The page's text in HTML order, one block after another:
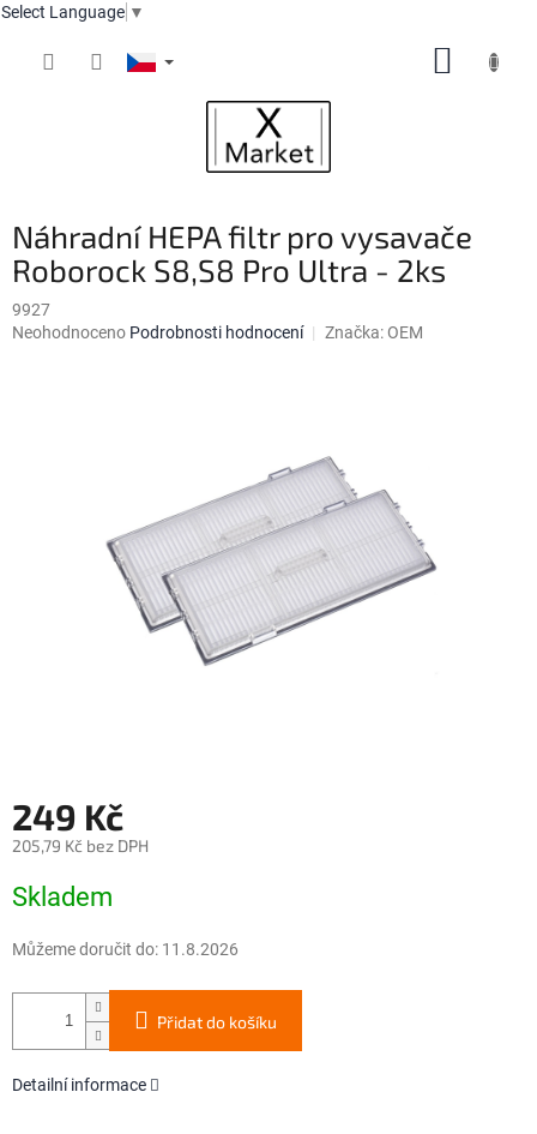
Select Language ▼
Náhradní HEPA filtr pro vysavače
Roborock S8,S8 Pro Ultra - 2ks
9927
Průměrné
Neohodnoceno Podrobnosti hodnocení Značka: OEM
249 Kč
205,79 Kč bez DPH
cena:
Skladem
Můžeme doručit do: 11.8.2026
Přidat do košíku
Detailní informace